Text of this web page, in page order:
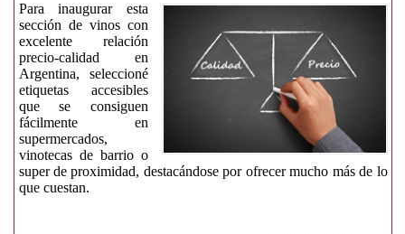
Para inaugurar esta
sección de vinos con
excelente relación
precio-calidad en
Argentina, seleccioné
etiquetas accesibles
que se consiguen
fácilmente en
supermercados,
vinotecas de barrio o
super de proximidad, destacándose por ofrecer mucho más de lo
que cuestan.